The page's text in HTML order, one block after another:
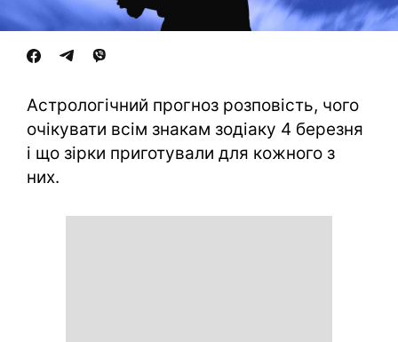
Астрологічний прогноз розповість, чого
очікувати всім знакам зодіаку 4 березня
і що зірки приготували для кожного з
них.